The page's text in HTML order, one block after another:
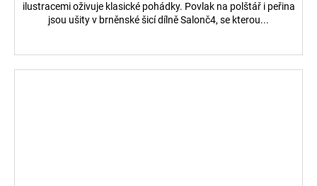
ilustracemi oživuje klasické pohádky. Povlak na polštář i peřina
jsou ušity v brněnské šicí dílně Salonč4, se kterou...